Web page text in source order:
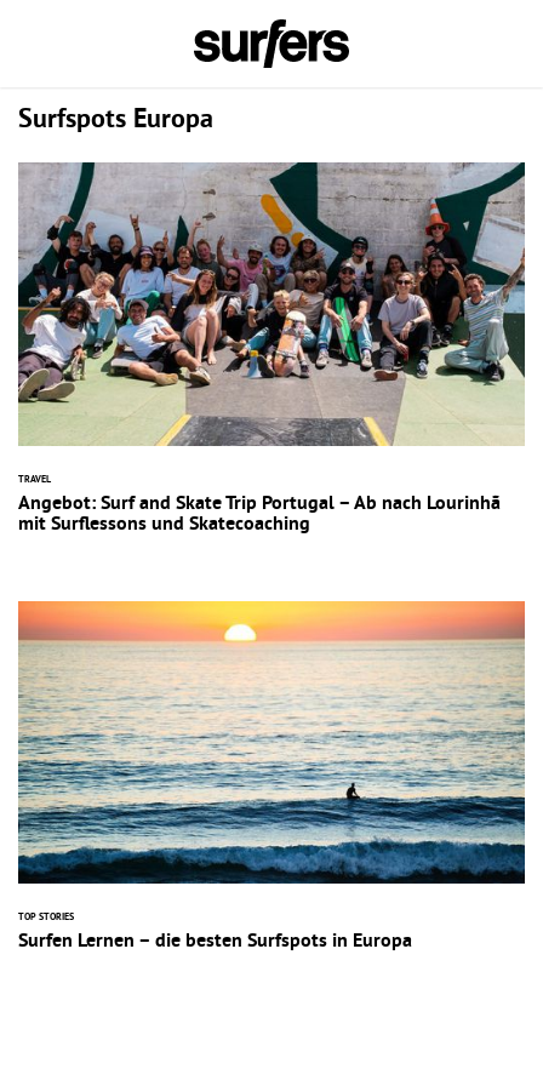
Surfspots Europa
TRAVEL
Angebot: Surf and Skate Trip Portugal – Ab nach Lourinhã
mit Surflessons und Skatecoaching
TOP STORIES
Surfen Lernen – die besten Surfspots in Europa